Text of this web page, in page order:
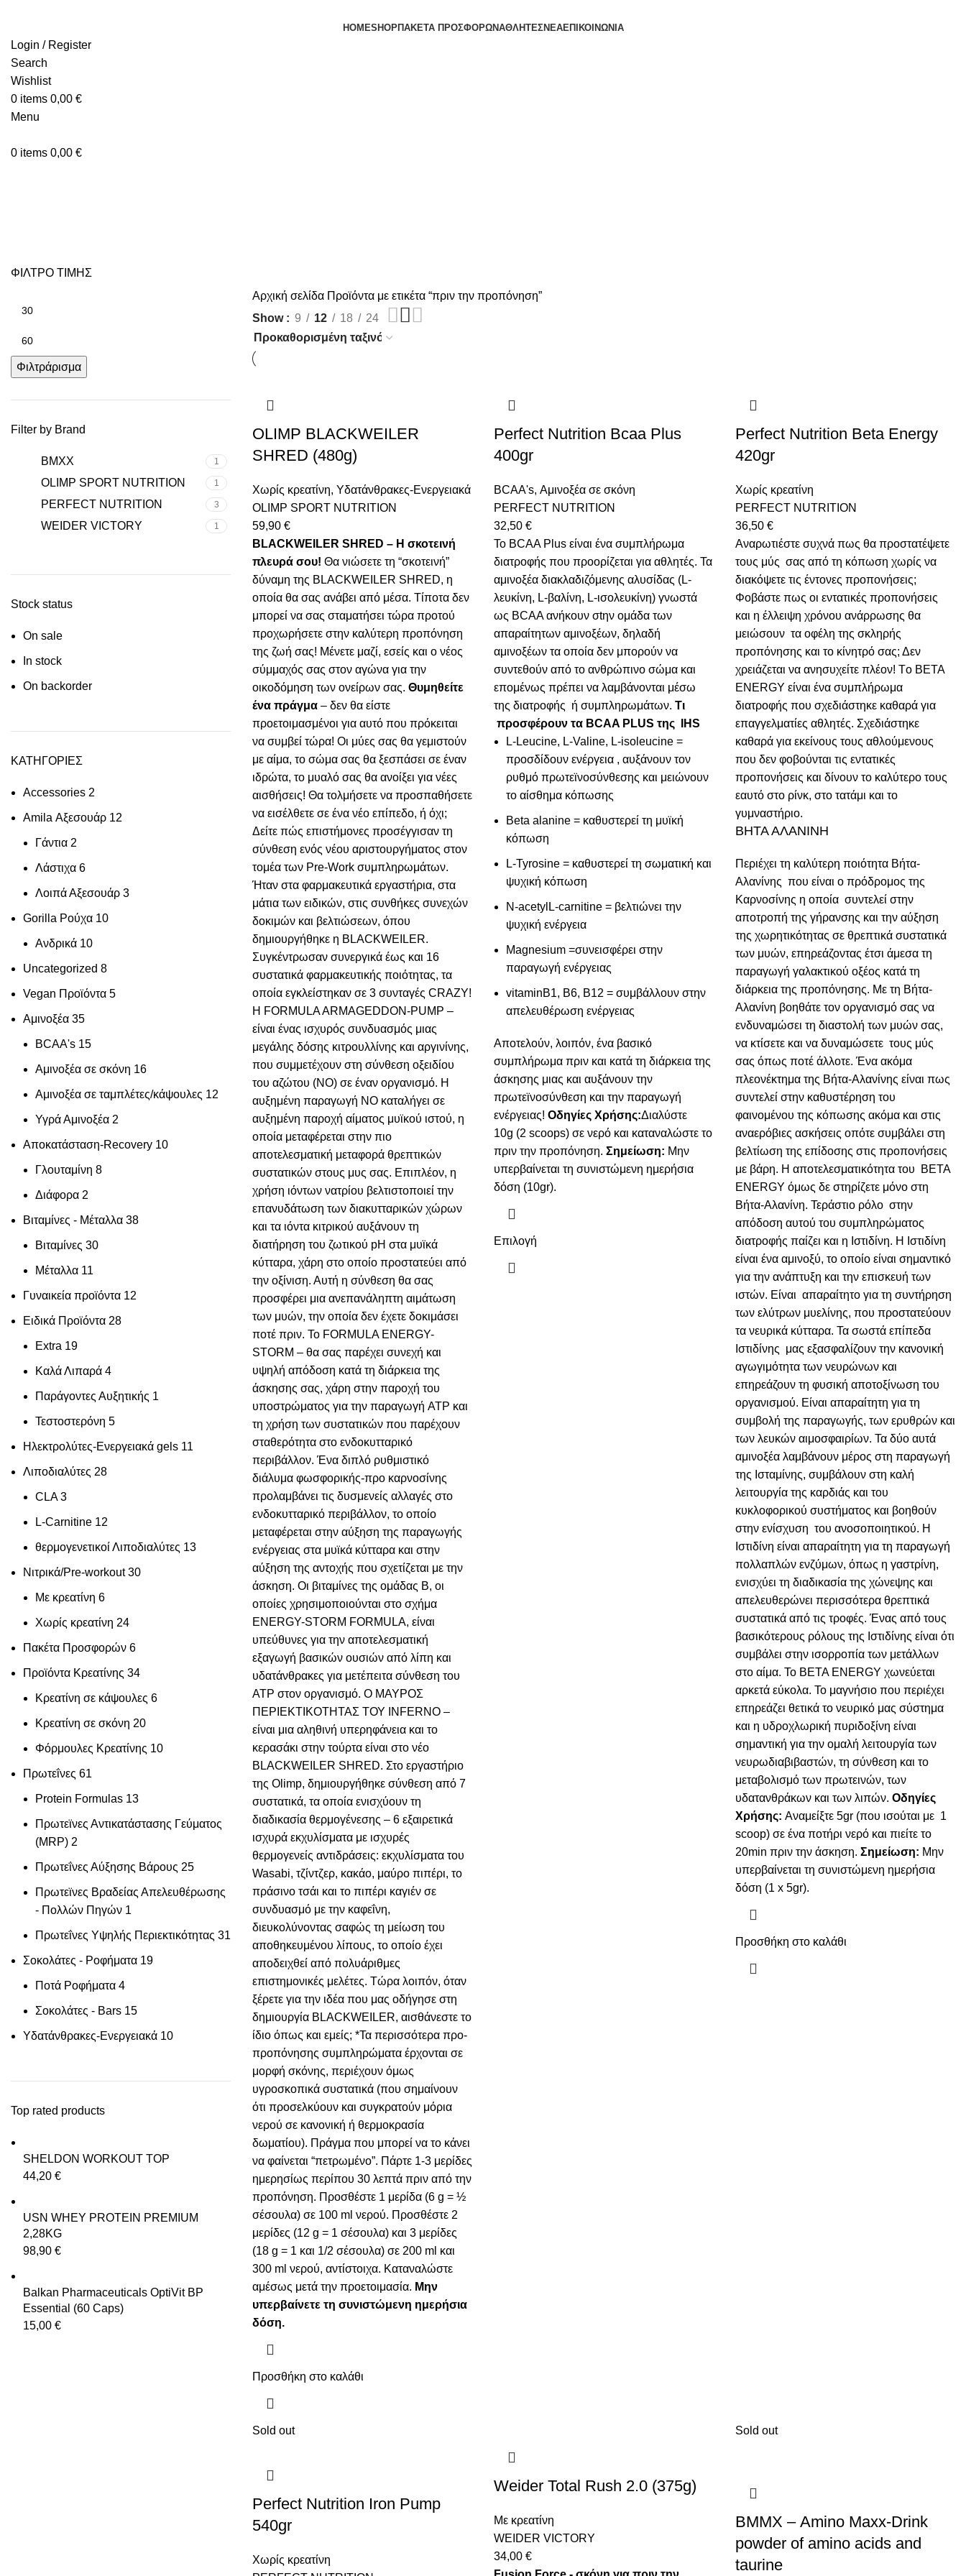
HOMESHOPΠΑΚΕΤΑ ΠΡΟΣΦΟΡΩΝΑΘΛΗΤΕΣΝΕΑΕΠΙΚΟΙΝΩΝΙΑ
Login / Register
Search
Wishlist
0 items 0,00 €
Menu
0 items 0,00 €
ΦΙΛΤΡΟ ΤΙΜΗΣ
Φιλτράρισμα
Filter by Brand
BMXX 1
OLIMP SPORT NUTRITION 1
PERFECT NUTRITION 3
WEIDER VICTORY 1
Stock status
On sale
In stock
On backorder
ΚΑΤΗΓΟΡΙΕΣ
Accessories 2
Amila Αξεσουάρ 12
Γάντια 2
Λάστιχα 6
Λοιπά Αξεσουάρ 3
Gorilla Ρούχα 10
Ανδρικά 10
Uncategorized 8
Vegan Προϊόντα 5
Αμινοξέα 35
BCAA's 15
Αμινοξέα σε σκόνη 16
Αμινοξέα σε ταμπλέτες/κάψουλες 12
Υγρά Αμινοξέα 2
Αποκατάσταση-Recovery 10
Γλουταμίνη 8
Διάφορα 2
Βιταμίνες - Μέταλλα 38
Βιταμίνες 30
Μέταλλα 11
Γυναικεία προϊόντα 12
Ειδικά Προϊόντα 28
Extra 19
Καλά Λιπαρά 4
Παράγοντες Αυξητικής 1
Τεστοστερόνη 5
Ηλεκτρολύτες-Ενεργειακά gels 11
Λιποδιαλύτες 28
CLA 3
L-Carnitine 12
θερμογενετικοί Λιποδιαλύτες 13
Νιτρικά/Pre-workout 30
Με κρεατίνη 6
Χωρίς κρεατίνη 24
Πακέτα Προσφορών 6
Προϊόντα Κρεατίνης 34
Κρεατίνη σε κάψουλες 6
Κρεατίνη σε σκόνη 20
Φόρμουλες Κρεατίνης 10
Πρωτεΐνες 61
Protein Formulas 13
Πρωτεϊνες Αντικατάστασης Γεύματος
(MRP) 2
Πρωτεΐνες Αύξησης Βάρους 25
Πρωτεϊνες Βραδείας Απελευθέρωσης
- Πολλών Πηγών 1
Πρωτεΐνες Υψηλής Περιεκτικότητας 31
Σοκολάτες - Ροφήματα 19
Ποτά Ροφήματα 4
Σοκολάτες - Bars 15
Υδατάνθρακες-Ενεργειακά 10
Top rated products
SHELDON WORKOUT TOP
44,20 €
USN WHEY PROTEIN PREMIUM
2,28KG
98,90 €
Balkan Pharmaceuticals OptiVit BP
Essential (60 Caps)
15,00 €
Αρχική σελίδα Προϊόντα με ετικέτα “πριν την προπόνηση”
Show
9 12 18 24
OLIMP BLACKWEILER
SHRED (480g)
Χωρίς κρεατίνη, Υδατάνθρακες-Ενεργειακά
OLIMP SPORT NUTRITION
59,90 €
BLACKWEILER SHRED – Η σκοτεινή
πλευρά σου! Θα νιώσετε τη “σκοτεινή”
δύναμη της BLACKWEILER SHRED, η
οποία θα σας ανάβει από μέσα. Τίποτα δεν
μπορεί να σας σταματήσει τώρα προτού
προχωρήσετε στην καλύτερη προπόνηση
της ζωή σας! Μένετε μαζί, εσείς και ο νέος
σύμμαχός σας στον αγώνα για την
οικοδόμηση των ονείρων σας. Θυμηθείτε
ένα πράγμα – δεν θα είστε
προετοιμασμένοι για αυτό που πρόκειται
να συμβεί τώρα! Οι μύες σας θα γεμιστούν
με αίμα, το σώμα σας θα ξεσπάσει σε έναν
ιδρώτα, το μυαλό σας θα ανοίξει για νέες
αισθήσεις! Θα τολμήσετε να προσπαθήσετε
να εισέλθετε σε ένα νέο επίπεδο, ή όχι;
Δείτε πώς επιστήμονες προσέγγισαν τη
σύνθεση ενός νέου αριστουργήματος στον
τομέα των Pre-Work συμπληρωμάτων.
Ήταν στα φαρμακευτικά εργαστήρια, στα
μάτια των ειδικών, στις συνθήκες συνεχών
δοκιμών και βελτιώσεων, όπου
δημιουργήθηκε η BLACKWEILER.
Συγκέντρωσαν συνεργικά έως και 16
συστατικά φαρμακευτικής ποιότητας, τα
οποία εγκλείστηκαν σε 3 συνταγές CRAZY!
Η FORMULA ARMAGEDDON-PUMP –
είναι ένας ισχυρός συνδυασμός μιας
μεγάλης δόσης κιτρουλλίνης και αργινίνης,
που συμμετέχουν στη σύνθεση οξειδίου
του αζώτου (NO) σε έναν οργανισμό. Η
αυξημένη παραγωγή ΝΟ καταλήγει σε
αυξημένη παροχή αίματος μυϊκού ιστού, η
οποία μεταφέρεται στην πιο
αποτελεσματική μεταφορά θρεπτικών
συστατικών στους μυς σας. Επιπλέον, η
χρήση ιόντων νατρίου βελτιστοποιεί την
επανυδάτωση των διακυτταρικών χώρων
και τα ιόντα κιτρικού αυξάνουν τη
διατήρηση του ζωτικού pH στα μυϊκά
κύτταρα, χάρη στο οποίο προστατεύει από
την οξίνιση. Αυτή η σύνθεση θα σας
προσφέρει μια ανεπανάληπτη αιμάτωση
των μυών, την οποία δεν έχετε δοκιμάσει
ποτέ πριν. Το FORMULA ENERGY-
STORM – θα σας παρέχει συνεχή και
υψηλή απόδοση κατά τη διάρκεια της
άσκησης σας, χάρη στην παροχή του
υποστρώματος για την παραγωγή ATP και
τη χρήση των συστατικών που παρέχουν
σταθερότητα στο ενδοκυτταρικό
περιβάλλον. Ένα διπλό ρυθμιστικό
διάλυμα φωσφορικής-προ καρνοσίνης
προλαμβάνει τις δυσμενείς αλλαγές στο
ενδοκυτταρικό περιβάλλον, το οποίο
μεταφέρεται στην αύξηση της παραγωγής
ενέργειας στα μυϊκά κύτταρα και στην
αύξηση της αντοχής που σχετίζεται με την
άσκηση. Οι βιταμίνες της ομάδας Β, οι
οποίες χρησιμοποιούνται στο σχήμα
ENERGY-STORM FORMULA, είναι
υπεύθυνες για την αποτελεσματική
εξαγωγή βασικών ουσιών από λίπη και
υδατάνθρακες για μετέπειτα σύνθεση του
ATP στον οργανισμό. Ο ΜΑΥΡΟΣ
ΠΕΡΙΕΚΤΙΚΟΤΗΤΑΣ ΤΟΥ INFERNO –
είναι μια αληθινή υπερηφάνεια και το
κερασάκι στην τούρτα είναι στο νέο
BLACKWEILER SHRED. Στο εργαστήριο
της Olimp, δημιουργήθηκε σύνθεση από 7
συστατικά, τα οποία ενισχύουν τη
διαδικασία θερμογένεσης – 6 εξαιρετικά
ισχυρά εκχυλίσματα με ισχυρές
θερμογενείς αντιδράσεις: εκχυλίσματα του
Wasabi, τζίντζερ, κακάο, μαύρο πιπέρι, το
πράσινο τσάι και το πιπέρι καγιέν σε
συνδυασμό με την καφεΐνη,
διευκολύνοντας σαφώς τη μείωση του
αποθηκευμένου λίπους, το οποίο έχει
αποδειχθεί από πολυάριθμες
επιστημονικές μελέτες. Τώρα λοιπόν, όταν
ξέρετε για την ιδέα που μας οδήγησε στη
δημιουργία BLACKWEILER, αισθάνεστε το
ίδιο όπως και εμείς; *Τα περισσότερα προ-
προπόνησης συμπληρώματα έρχονται σε
μορφή σκόνης, περιέχουν όμως
υγροσκοπικά συστατικά (που σημαίνουν
ότι προσελκύουν και συγκρατούν μόρια
νερού σε κανονική ή θερμοκρασία
δωματίου). Πράγμα που μπορεί να το κάνει
να φαίνεται “πετρωμένο”. Πάρτε 1-3 μερίδες
ημερησίως περίπου 30 λεπτά πριν από την
προπόνηση. Προσθέστε 1 μερίδα (6 g = ½
σέσουλα) σε 100 ml νερού. Προσθέστε 2
μερίδες (12 g = 1 σέσουλα) και 3 μερίδες
(18 g = 1 και 1/2 σέσουλα) σε 200 ml και
300 ml νερού, αντίστοιχα. Καταναλώστε
αμέσως μετά την προετοιμασία. Μην
υπερβαίνετε τη συνιστώμενη ημερήσια
δόση.
Προσθήκη στο καλάθι
Perfect Nutrition Bcaa Plus
400gr
BCAA's, Αμινοξέα σε σκόνη
PERFECT NUTRITION
32,50 €
Το BCAA Plus είναι ένα συμπλήρωμα
διατροφής που προορίζεται για αθλητές. Τα
αμινοξέα διακλαδιζόμενης αλυσίδας (L-
λευκίνη, L-βαλίνη, L-ισολευκίνη) γνωστά
ως BCAA ανήκουν σtην ομάδα των
απαραίτητων αμινοξέων, δηλαδή
αμινοξέων τα οποία δεν μπορούν να
συντεθούν από το ανθρώπινο σώμα και
επομένως πρέπει να λαμβάνονται μέσω
της διατροφής ή συμπληρωμάτων. Τι
προσφέρουν τα BCAA PLUS της IHS
L-Leucine, L-Valine, L-isoleucine =
προσδίδουν ενέργεια , αυξάνουν τον
ρυθμό πρωτεϊνοσύνθεσης και μειώνουν
το αίσθημα κόπωσης
Beta alanine = καθυστερεί τη μυϊκή
κόπωση
L-Tyrosine = καθυστερεί τη σωματική και
ψυχική κόπωση
N-acetylL-carnitine = βελτιώνει την
ψυχική ενέργεια
Magnesium =συνεισφέρει στην
παραγωγή ενέργειας
vitaminB1, B6, B12 = συμβάλλουν στην
απελευθέρωση ενέργειας
Αποτελούν, λοιπόν, ένα βασικό
συμπλήρωμα πριν και κατά τη διάρκεια της
άσκησης μιας και αυξάνουν την
πρωτεϊνοσύνθεση και την παραγωγή
ενέργειας! Οδηγίες Χρήσης:Διαλύστε
10g (2 scoops) σε νερό και καταναλώστε το
πριν την προπόνηση. Σημείωση: Μην
υπερβαίνεται τη συνιστώμενη ημερήσια
δόση (10gr).
Επιλογή
Perfect Nutrition Beta Energy
420gr
Χωρίς κρεατίνη
PERFECT NUTRITION
36,50 €
Αναρωτιέστε συχνά πως θα προστατέψετε
τους μύς σας από τη κόπωση χωρίς να
διακόψετε τις έντονες προπονήσεις;
Φοβάστε πως οι εντατικές προπονήσεις
και η έλλειψη χρόνου ανάρρωσης θα
μειώσουν τα οφέλη της σκληρής
προπόνησης και το κίνητρό σας; Δεν
χρειάζεται να ανησυχείτε πλέον! Τo BETA
ENERGY είναι ένα συμπλήρωμα
διατροφής που σχεδιάστηκε καθαρά για
επαγγελματίες αθλητές. Σχεδιάστηκε
καθαρά για εκείνους τους αθλούμενους
που δεν φοβούνται τις εντατικές
προπονήσεις και δίνουν το καλύτερο τους
εαυτό στο ρίνκ, στο τατάμι και το
γυμναστήριο.
ΒΗΤΑ ΑΛΑΝΙΝΗ
Περιέχει τη καλύτερη ποιότητα Βήτα-
Αλανίνης που είναι ο πρόδρομος της
Καρνοσίνης η οποία συντελεί στην
αποτροπή της γήρανσης και την αύξηση
της χωρητικότητας σε θρεπτικά συστατικά
των μυών, επηρεάζοντας έτσι άμεσα τη
παραγωγή γαλακτικού οξέος κατά τη
διάρκεια της προπόνησης. Με τη Βήτα-
Αλανίνη βοηθάτε τον οργανισμό σας να
ενδυναμώσει τη διαστολή των μυών σας,
να κτίσετε και να δυναμώσετε τους μύς
σας όπως ποτέ άλλοτε. Ένα ακόμα
πλεονέκτημα της Βήτα-Αλανίνης είναι πως
συντελεί στην καθυστέρηση του
φαινομένου της κόπωσης ακόμα και στις
αναερόβιες ασκήσεις οπότε συμβάλει στη
βελτίωση της επίδοσης στις προπονήσεις
με βάρη. Η αποτελεσματικότητα του BETA
ENERGY όμως δε στηρίζετε μόνο στη
Βήτα-Αλανίνη. Τεράστιο ρόλο στην
απόδοση αυτού του συμπληρώματος
διατροφής παίζει και η Ιστιδίνη. Η Ιστιδίνη
είναι ένα αμινοξύ, το οποίο είναι σημαντικό
για την ανάπτυξη και την επισκευή των
ιστών. Είναι απαραίτητο για τη συντήρηση
των ελύτρων μυελίνης, που προστατεύουν
τα νευρικά κύτταρα. Τα σωστά επίπεδα
Ιστιδίνης μας εξασφαλίζουν την κανονική
αγωγιμότητα των νευρώνων και
επηρεάζουν τη φυσική αποτοξίνωση του
οργανισμού. Είναι απαραίτητη για τη
συμβολή της παραγωγής, των ερυθρών και
των λευκών αιμοσφαιρίων. Τα δύο αυτά
αμινοξέα λαμβάνουν μέρος στη παραγωγή
της Ισταμίνης, συμβάλουν στη καλή
λειτουργία της καρδιάς και του
κυκλοφορικού συστήματος και βοηθούν
στην ενίσχυση του ανοσοποιητικού. Η
Ιστιδίνη είναι απαραίτητη για τη παραγωγή
πολλαπλών ενζύμων, όπως η γαστρίνη,
ενισχύει τη διαδικασία της χώνεψης και
απελευθερώνει περισσότερα θρεπτικά
συστατικά από τις τροφές. Ένας από τους
βασικότερους ρόλους της Ιστιδίνης είναι ότι
συμβάλει στην ισορροπία των μετάλλων
στο αίμα. Το BETA ENERGY χωνεύεται
αρκετά εύκολα. Το μαγνήσιο που περιέχει
επηρεάζει θετικά το νευρικό μας σύστημα
και η υδροχλωρική πυριδοξίνη είναι
σημαντική για την ομαλή λειτουργία των
νευρωδιαβιβαστών, τη σύνθεση και το
μεταβολισμό των πρωτεινών, των
υδατανθράκων και των λιπών. Οδηγίες
Χρήσης: Αναμείξτε 5gr (που ισούται με 1
scoop) σε ένα ποτήρι νερό και πιείτε το
20min πριν την άσκηση. Σημείωση: Μην
υπερβαίνεται τη συνιστώμενη ημερήσια
δόση (1 x 5gr).
Προσθήκη στο καλάθι
Sold out
Perfect Nutrition Iron Pump
540gr
Χωρίς κρεατίνη
Weider Total Rush 2.0 (375g)
Με κρεατίνη
WEIDER VICTORY
34,00 €
Sold out
ΒΜΜΧ – Amino Maxx-Drink
powder of amino acids and
taurine